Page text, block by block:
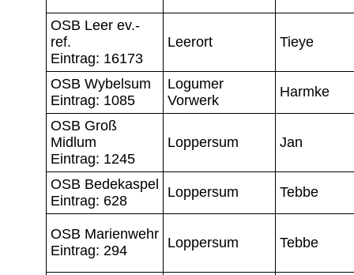
OSB Leer ev.-
ref.
Eintrag: 16173
Leerort Tieye
OSB Wybelsum
Eintrag: 1085
Logumer
Vorwerk
Harmke
OSB Groß
Midlum
Eintrag: 1245
Loppersum Jan
OSB Bedekaspel
Eintrag: 628
Loppersum Tebbe
OSB Marienwehr
Eintrag: 294
Loppersum Tebbe